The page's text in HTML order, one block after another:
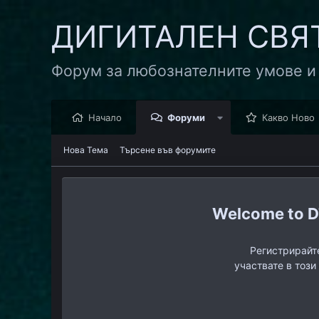
ДИГИТАЛЕН
Форум за любознателните умове
Начало Форуми Какво Ново
Нова Тема Търсене във форумите
участвате в